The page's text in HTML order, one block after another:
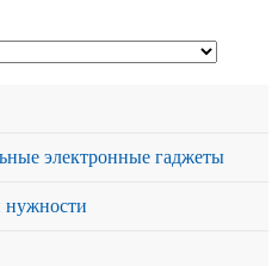
электронные гаджеты